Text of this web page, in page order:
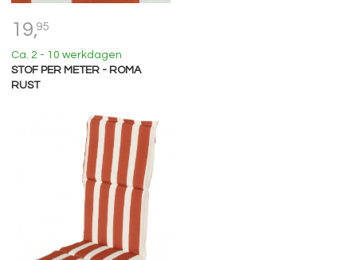
19,95
Ca. 2 - 10 werkdagen
STOF PER METER - ROMA
RUST